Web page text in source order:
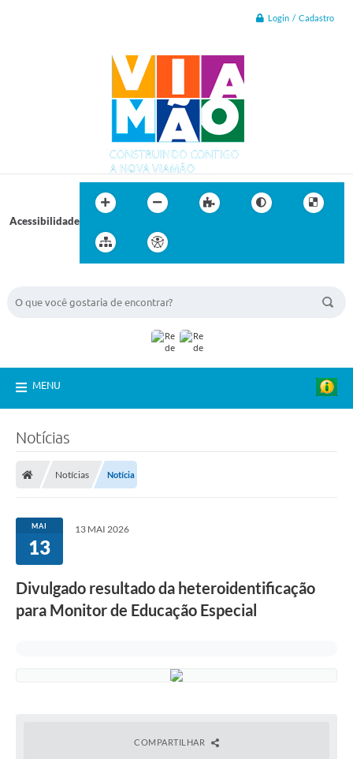
Login / Cadastro
Acessibilidade
MENU
Notícias
Notícias Notícia
MAI
13
13 MAI 2026
Divulgado resultado da heteroidentificação
para Monitor de Educação Especial
COMPARTILHAR